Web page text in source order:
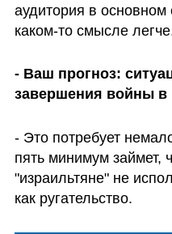
аудитория в основном
каком-то смысле
- Ваш прогноз:
завершения войны в
- Это потребует
пять минимум займет,
"израильтяне" не
как ругательство.